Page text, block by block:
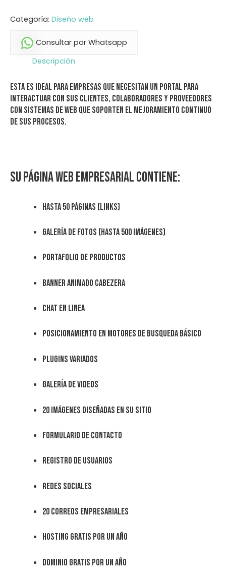
Categoría: Diseño web
Consultar por Whatsapp
Descripción
Esta es ideal para empresas que necesitan un portal para
interactuar con sus clientes, colaboradores y proveedores
con sistemas de web que soporten el mejoramiento continuo
de sus procesos.
Su Página Web Empresarial contiene:
Hasta 50 páginas (links)
Galería de fotos (hasta 500 imágenes)
Portafolio de Productos
Banner animado cabezera
Chat en Linea
Posicionamiento en motores de busqueda básico
Plugins variados
Galería de Videos
20 imágenes diseñadas en su sitio
Formulario de Contacto
Registro de Usuarios
Redes sociales
20 Correos empresariales
Hosting GRATIS por un año
Dominio GRATIS por un año